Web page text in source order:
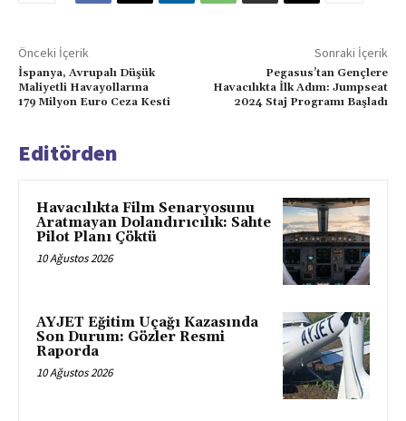
Önceki İçerik
İspanya, Avrupalı Düşük
Maliyetli Havayollarına
179 Milyon Euro Ceza Kesti
Sonraki İçerik
Pegasus’tan Gençlere
Havacılıkta İlk Adım: Jumpseat
2024 Staj Programı Başladı
Editörden
Havacılıkta Film Senaryosunu
Aratmayan Dolandırıcılık: Sahte
Pilot Planı Çöktü
10 Ağustos 2026
AYJET Eğitim Uçağı Kazasında
Son Durum: Gözler Resmi
Raporda
10 Ağustos 2026